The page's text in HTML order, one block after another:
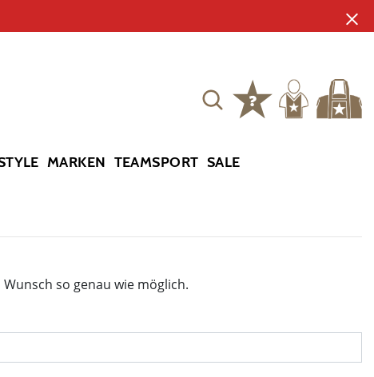
MARKEN TEAMSPORT SALE
so genau wie möglich.